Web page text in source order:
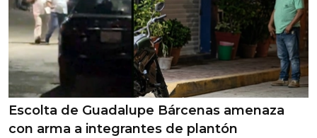
Escolta de Guadalupe Bárcenas amenaza
con arma a integrantes de plantón